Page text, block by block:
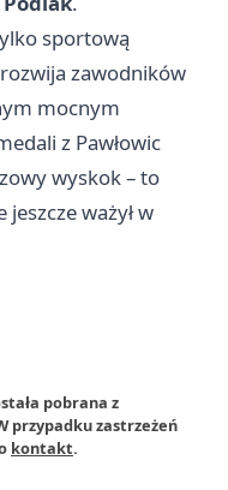
sportową
zawodników
mocnym
z Pawłowic
wyskok – to
ważył w
pobrana z
przypadku zastrzeżeń
kontakt.